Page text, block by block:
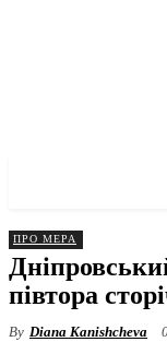
ПРО МЕРА
півтора
By Diana Kanishcheva